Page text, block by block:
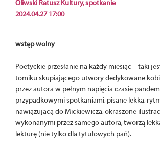
Oliwski Ratusz Kultury, spotkanie
2024.04.27 17:00
wstęp wolny
Poetyckie przesłanie na każdy miesiąc – taki
tomiku skupiającego utwory dedykowane
przez autora w pełnym napięcia czasie
przypadkowymi spotkaniami, pisane lekką,
nawiązującą do Mickiewicza, okraszone
wykonanymi przez samego autora, tworzą
lekturę (nie tylko dla tytułowych pań).